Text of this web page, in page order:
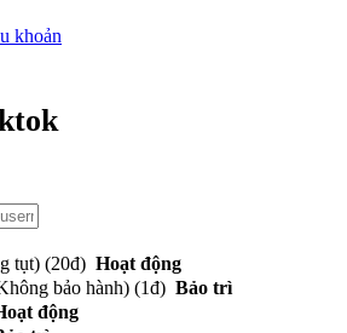
khoản
tụt) (20đ) Hoạt động
bảo hành) (1đ) Bảo trì
động